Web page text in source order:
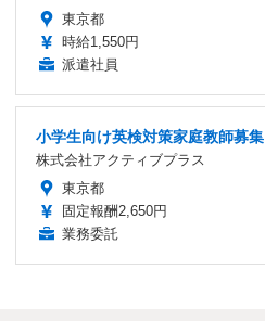
東京都
時給1,550円
派遣社員
小学生向け英検対策家庭教師募集
株式会社アクティブプラス
東京都
固定報酬2,650円
業務委託